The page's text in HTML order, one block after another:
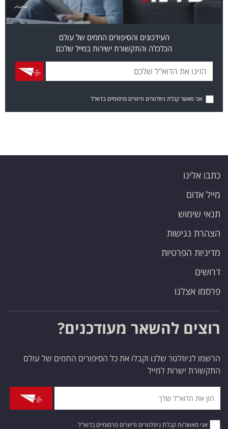
העידכונים והסיפורים החמים של עולם
הכלכלה והתקשורת ישירות במייל שלכם
אני מאשר קבלת ניוזלטרים ודיוורים פרסומיים בדוא"ל
כתבו אלינו
מייל אדום
תנאי שימוש
הצהרת נגישות
מדיניות הפרטיות
דרושים
פרסמו אצלנו
רוצים להשאר מעודכנים?
הרשמו לניוזלטר שלנו וקבלו את כל הסיפורים החמים של עולם
התקשורת ישרות למייל
אני מאשר/ת קבלת ניוזלטרים ודיוורים פרסומיים בדוא"ל